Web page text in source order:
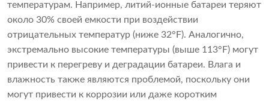
температурам. Например, литий-ионные батареи теряют
около 30% своей емкости при воздействии
отрицательных температур (ниже 32°F). Аналогично,
экстремально высокие температуры (выше 113°F) могут
привести к перегреву и деградации батареи. Влага и
влажность также являются проблемой, поскольку они
могут привести к коррозии или даже коротким